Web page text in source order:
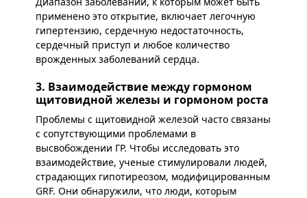
применено это открытие, включает легочную
гипертензию, сердечную недостаточность,
сердечный приступ и любое количество
врожденных заболеваний сердца.
3. Взаимодействие между гормоном
щитовидной железы и гормоном роста
Проблемы с щитовидной железой часто связаны
с сопутствующими проблемами в
высвобождении ГР. Чтобы исследовать это
взаимодействие, ученые стимулировали людей,
страдающих гипотиреозом, модифицированным
GRF. Они обнаружили, что люди, которым